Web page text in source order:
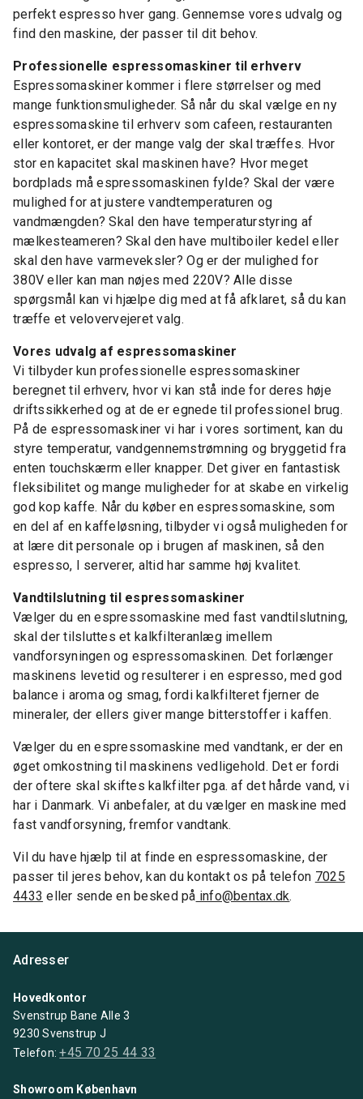
perfekt espresso hver gang. Gennemse vores udvalg og
find den maskine, der passer til dit behov.
Professionelle espressomaskiner til erhverv
Espressomaskiner kommer i flere størrelser og med
mange funktionsmuligheder. Så når du skal vælge en ny
espressomaskine til erhverv som cafeen, restauranten
eller kontoret, er der mange valg der skal træffes. Hvor
stor en kapacitet skal maskinen have? Hvor meget
bordplads må espressomaskinen fylde? Skal der være
mulighed for at justere vandtemperaturen og
vandmængden? Skal den have temperaturstyring af
mælkesteameren? Skal den have multiboiler kedel eller
skal den have varmeveksler? Og er der mulighed for
380V eller kan man nøjes med 220V? Alle disse
spørgsmål kan vi hjælpe dig med at få afklaret, så du kan
træffe et velovervejeret valg.
Vores udvalg af espressomaskiner
Vi tilbyder kun professionelle espressomaskiner
beregnet til erhverv, hvor vi kan stå inde for deres høje
driftssikkerhed og at de er egnede til professionel brug.
På de espressomaskiner vi har i vores sortiment, kan du
styre temperatur, vandgennemstrømning og bryggetid fra
enten touchskærm eller knapper. Det giver en fantastisk
fleksibilitet og mange muligheder for at skabe en virkelig
god kop kaffe. Når du køber en espressomaskine, som
en del af en kaffeløsning, tilbyder vi også muligheden for
at lære dit personale op i brugen af maskinen, så den
espresso, I serverer, altid har samme høj kvalitet.
Vandtilslutning til espressomaskiner
Vælger du en espressomaskine med fast vandtilslutning,
skal der tilsluttes et kalkfilteranlæg imellem
vandforsyningen og espressomaskinen. Det forlænger
maskinens levetid og resulterer i en espresso, med god
balance i aroma og smag, fordi kalkfilteret fjerner de
mineraler, der ellers giver mange bitterstoffer i kaffen.
Vælger du en espressomaskine med vandtank, er der en
øget omkostning til maskinens vedligehold. Det er fordi
der oftere skal skiftes kalkfilter pga. af det hårde vand, vi
har i Danmark. Vi anbefaler, at du vælger en maskine med
fast vandforsyning, fremfor vandtank.
Vil du have hjælp til at finde en espressomaskine, der
passer til jeres behov, kan du kontakt os på telefon 7025
4433 eller sende en besked på info@bentax.dk.
Adresser
Hovedkontor
Svenstrup Bane Alle 3
9230 Svenstrup J
Telefon:+45 70 25 44 33
Showroom København